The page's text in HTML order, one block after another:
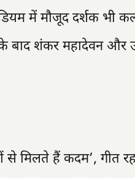
में मौजूद दर्शक भी
शंकर महादेवन और
से मिलते हैं कदम’, गीत